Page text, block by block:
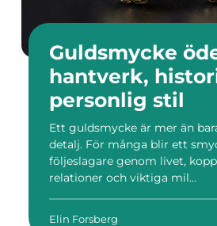
Guldsmycke
hantverk,
personlig stil
Ett guldsmycke är mer än
detalj. För många blir ett
följeslagare genom livet,
relationer och viktiga mil...
Elin Forsberg